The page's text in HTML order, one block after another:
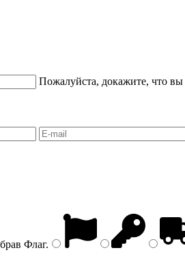
Пожалуйста, докажите, что вы
Флаг.